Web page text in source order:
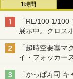
1時間
「RE/100 1/
展示中。クロス
【ガンダムベー
「超時空要塞
イ・フォッカー
「かっぱ寿司